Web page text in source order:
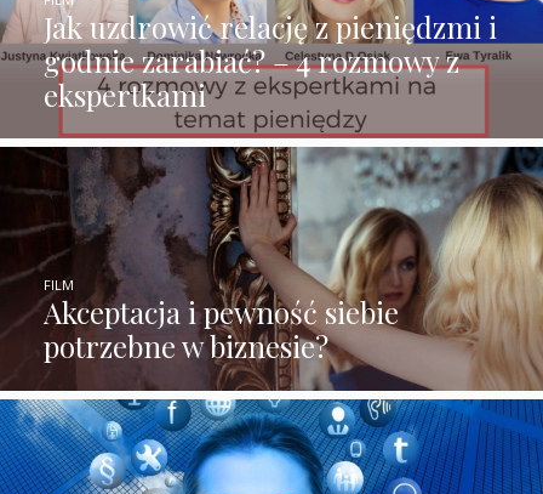
Jak uzdrowić relację z pieniędzmi i
godnie zarabiać? – 4 rozmowy z
ekspertkami
Akceptacja i pewność siebie
potrzebne w biznesie?
FILM